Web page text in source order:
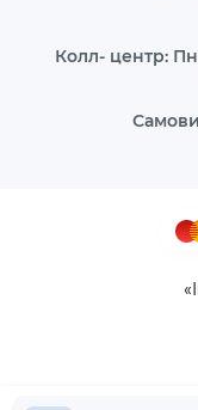
Колл- центр: